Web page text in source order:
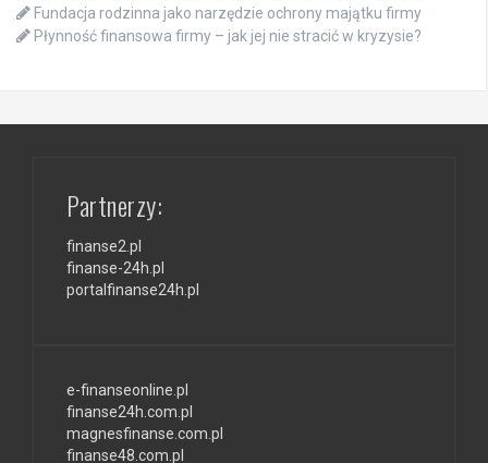
Fundacja rodzinna jako narzędzie ochrony majątku firmy
Płynność finansowa firmy – jak jej nie stracić w kryzysie?
Partnerzy:
finanse2.pl
finanse-24h.pl
portalfinanse24h.pl
e-finanseonline.pl
finanse24h.com.pl
magnesfinanse.com.pl
finanse48.com.pl